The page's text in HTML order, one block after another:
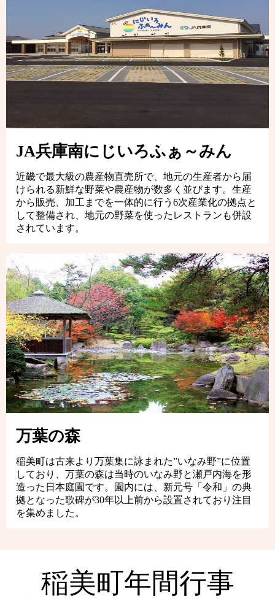
JA兵庫南にじいろふぁ～みん
近畿で最大級の農産物直売所で、地元の生産者から届
けられる新鮮な野菜や農産物が数多く並びます。生産
から販売、加工までを一体的に行う6次産業化の拠点と
して整備され、地元の野菜を使ったレストランも併設
されています。
万葉の森
稲美町は古来より万葉集に詠まれた”いなみ野”に位置
しており、万葉の森は当時のいなみ野と瀬戸内海を形
造った日本庭園です。園内には、新元号「令和」の典
拠となった歌碑が30年以上前から設置されており注目
を集めました。
稲美町年間行事